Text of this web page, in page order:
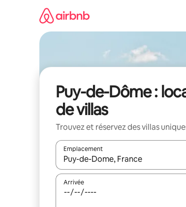
Puy-de-Dôme :
de villas
Trouvez et réservez des villas
Emplacement
Quand les résultats sont affichés,
Arrivée